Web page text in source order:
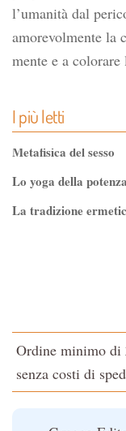
l’umanità dal
amorevolmente la
mente e a
I più letti
Metafisica del sesso
Lo yoga della potenza
La tradizione
La Cabala
Il potere del serpente
Ordine minimo di
senza costi di